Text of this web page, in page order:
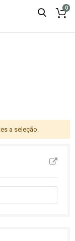
0
a seleção.